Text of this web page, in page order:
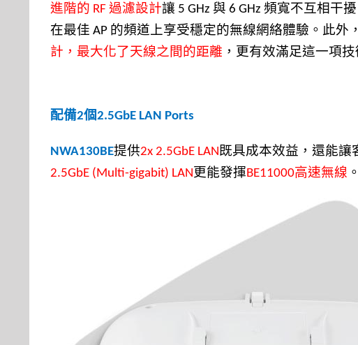
進階的 RF 過濾設計讓 5 GHz 與 6 GHz 頻寬不互相干
在最佳 AP 的頻道上享受穩定的無線網絡體驗。此外，
計，最大化了天線之間的距離 ，更有效滿足這一項
配備2個2.5GbE LAN Ports
NWA130BE提供2x 2.5GbE LAN既具成本效益，還能讓
2.5GbE (Multi-gigabit) LAN更能發揮BE11000高速無線 。